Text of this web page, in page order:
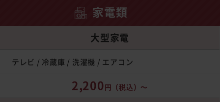
家電類
大型家電
テレビ / 冷蔵庫 / 洗濯機 / エアコン
2,200円 （税込）～